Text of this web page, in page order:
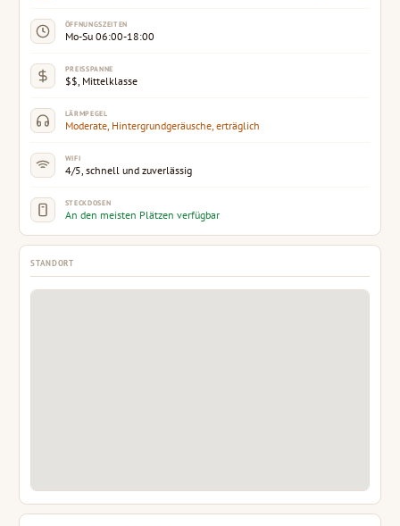
ÖFFNUNGSZEITEN
Mo-Su 06:00-18:00
PREISSPANNE
$$, Mittelklasse
LÄRMPEGEL
Moderate, Hintergrundgeräusche, erträglich
WIFI
4/5, schnell und zuverlässig
STECKDOSEN
An den meisten Plätzen verfügbar
STANDORT